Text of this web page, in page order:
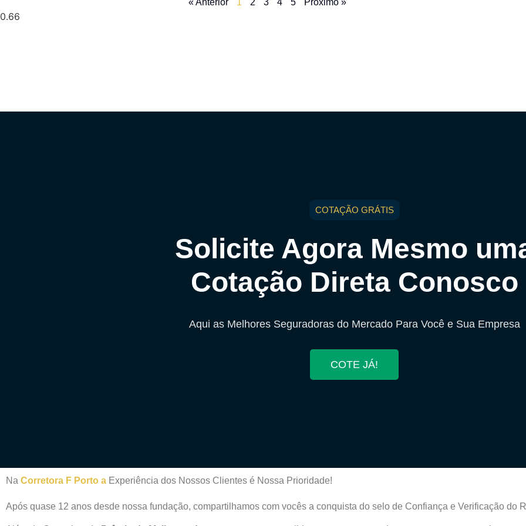
COTAÇÃO GRÁTIS
Solicite Agora Mesmo
Cotação Direta Conosco
Aqui as Melhores Seguradoras do Mercado Para Você e Sua Empresa
COTE JÁ!
Na Corretora F Porto a Experiência dos Nossos Clientes é Nossa Prioridade!
Após quase 12 anos desde nossa fundação, compartilhamos com vocês a conquista do selo de Confiança e Verificação do